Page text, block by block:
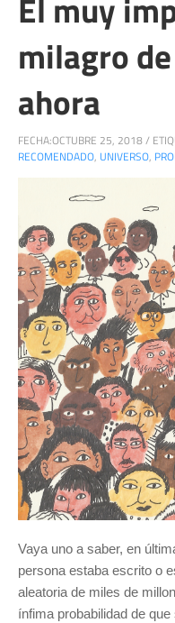
milagro
ahora
FECHA:OCTUBRE 25, 2018/
RECOMENDADO, UNIVERSO,
Vaya uno a saber, en
persona estaba escrito o
aleatoria de miles de
ínfima probabilidad de que